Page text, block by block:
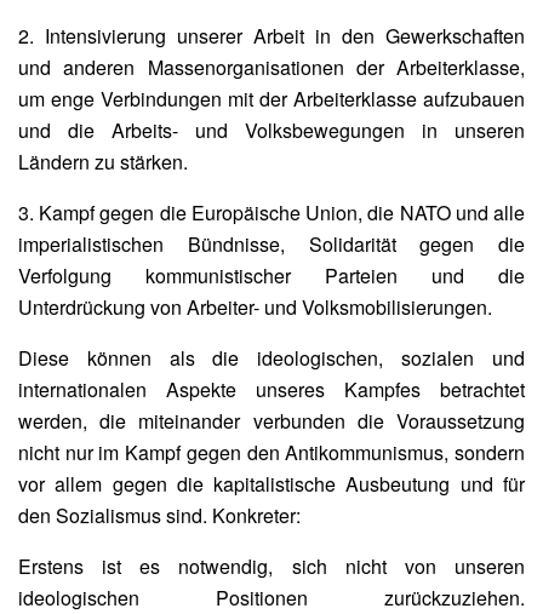
2. Intensivierung unserer Arbeit in den Gewerkschaften
und anderen Massenorganisationen der Arbeiterklasse,
um enge Verbindungen mit der Arbeiterklasse aufzubauen
und die Arbeits- und Volksbewegungen in unseren
Ländern zu stärken.
3. Kampf gegen die Europäische Union, die NATO und alle
imperialistischen Bündnisse, Solidarität gegen die
Verfolgung kommunistischer Parteien und die
Unterdrückung von Arbeiter- und Volksmobilisierungen.
Diese können als die ideologischen, sozialen und
internationalen Aspekte unseres Kampfes betrachtet
werden, die miteinander verbunden die Voraussetzung
nicht nur im Kampf gegen den Antikommunismus, sondern
vor allem gegen die kapitalistische Ausbeutung und für
den Sozialismus sind. Konkreter:
Erstens ist es notwendig, sich nicht von unseren
ideologischen Positionen zurückzuziehen.